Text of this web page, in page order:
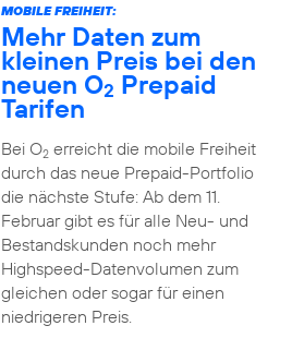
MOBILE FREIHEIT:
Mehr Daten zum
kleinen Preis bei den
neuen O2 Prepaid
Tarifen
Bei O2erreicht die mobile Freiheit
durch das neue Prepaid-Portfolio
die nächste Stufe: Ab dem 11.
Februar gibt es für alle Neu- und
Bestandskunden noch mehr
Highspeed-Datenvolumen zum
gleichen oder sogar für einen
niedrigeren Preis.